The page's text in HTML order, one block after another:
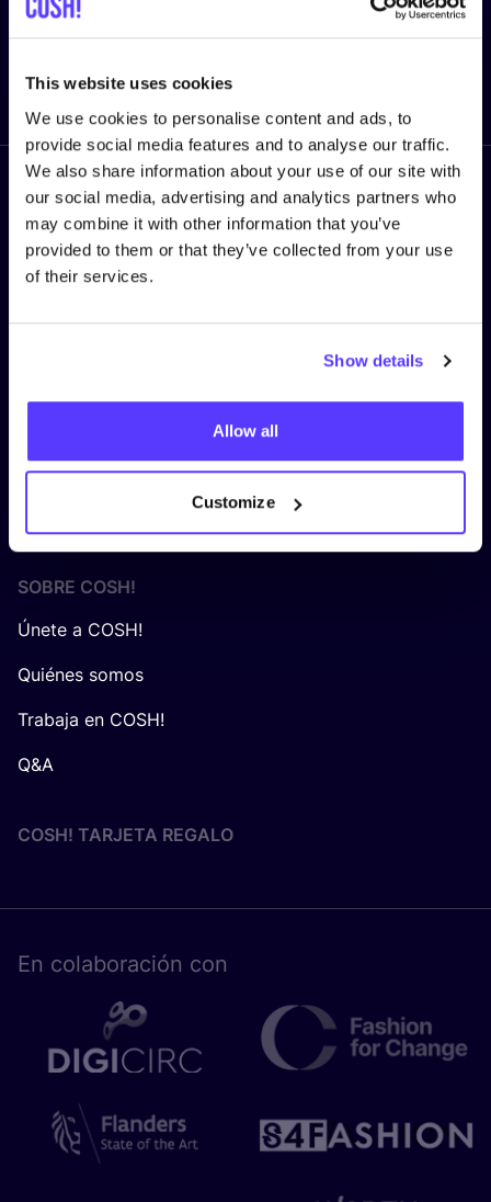
This website uses cookies
We use cookies to personalise content and ads, to
provide social media features and to analyse our traffic.
We also share information about your use of our site with
our social media, advertising and analytics partners who
may combine it with other information that you’ve
provided to them or that they’ve collected from your use
of their services.
Show details
Allow all
Customize
Enviar
Síguenos
Términos y Condiciones
Algemene voorwaarden COSH! voor retailers
SOBRE COSH!
Únete a COSH!
Quiénes somos
Trabaja en COSH!
Q&A
COSH! TARJETA REGALO
En cola­bo­ra­ción con